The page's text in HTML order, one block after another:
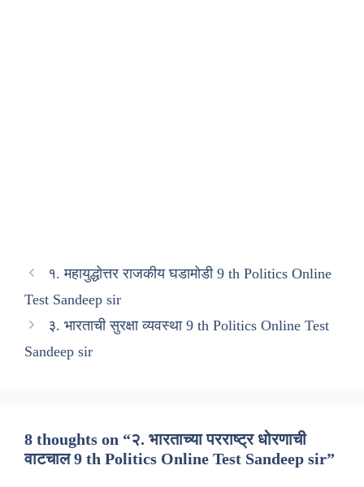
१. महायुद्धोत्तर राजकीय घडामोडी 9 th Politics Online
Test Sandeep sir
३. भारताची सुरक्षा व्यवस्था 9 th Politics Online Test
Sandeep sir
8 thoughts on “२. भारताच्या परराष्ट्र धोरणाची
वाटचाल 9 th Politics Online Test Sandeep sir”